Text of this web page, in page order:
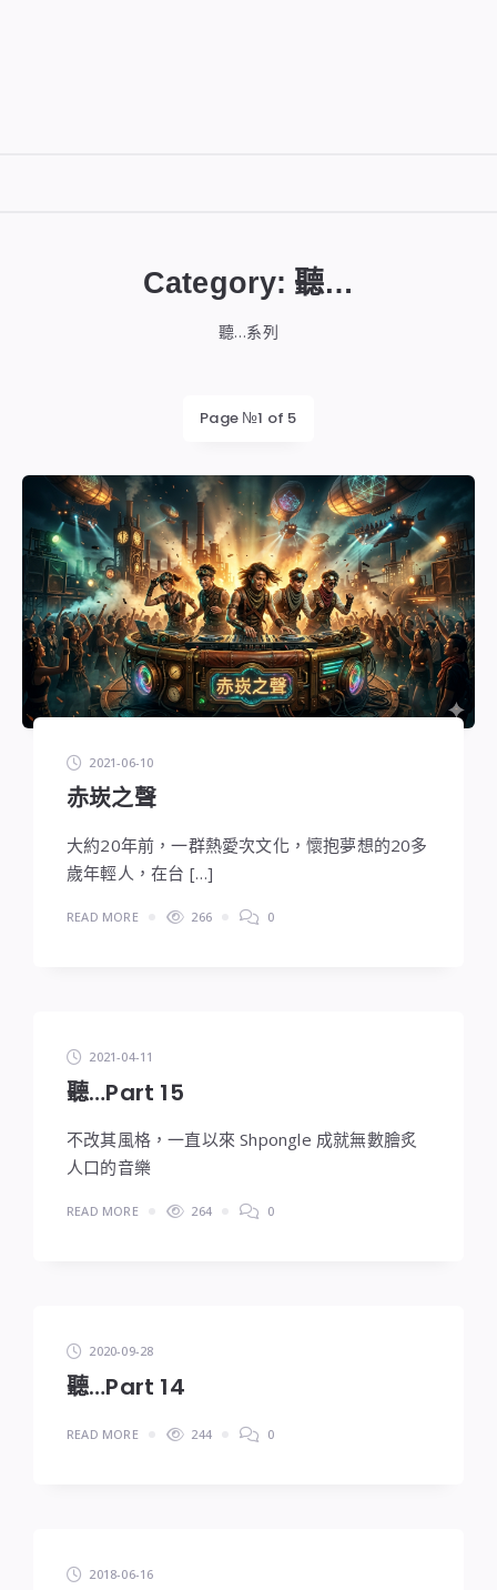
Category: 聽…
聽…系列
Page №1 of 5
2021-06-10
赤崁之聲
大約20年前，一群熱愛次文化，懷抱夢想的20多
歲年輕人，在台 […]
READ MORE 266 0
2021-04-11
聽…Part 15
不改其風格，一直以來 Shpongle 成就無數膾炙
人口的音樂
READ MORE 264 0
2020-09-28
聽…Part 14
READ MORE 244 0
2018-06-16